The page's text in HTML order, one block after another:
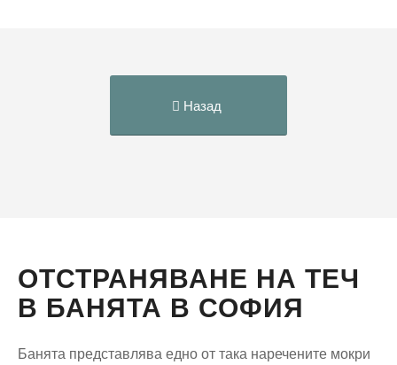
Назад
ОТСТРАНЯВАНЕ НА ТЕЧ
В БАНЯТА В СОФИЯ
Банята представлява едно от така наречените мокри